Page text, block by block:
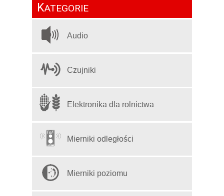
KATEGORIE
Audio
Czujniki
Elektronika dla rolnictwa
Mierniki odległości
Mierniki poziomu